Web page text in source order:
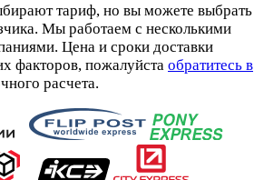
тариф, но вы можете выбрать
Мы работаем с несколькими
Цена и сроки доставки
факторов, пожалуйста обратитесь в
расчета.